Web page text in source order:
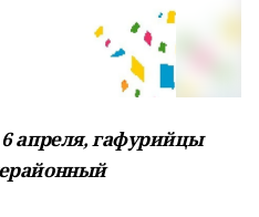
апреля, гафурийцы